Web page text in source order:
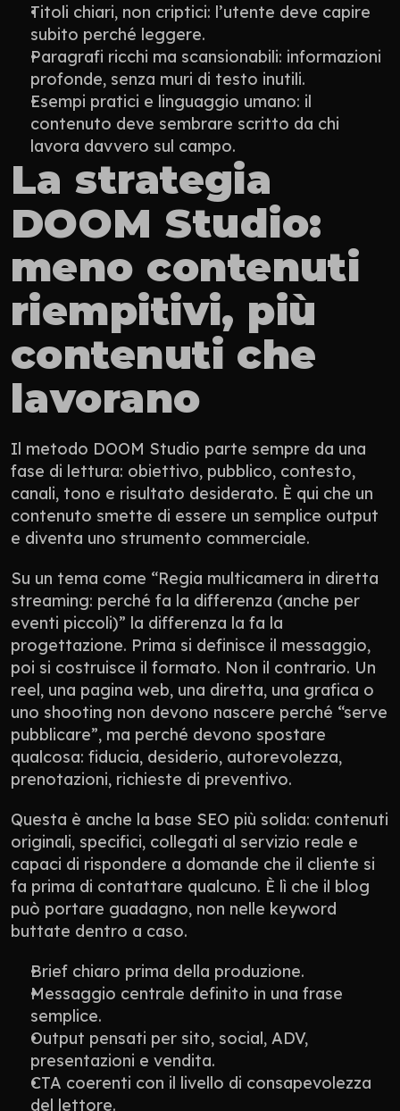
Titoli chiari, non criptici: l’utente deve capire
subito perché leggere.
Paragrafi ricchi ma scansionabili: informazioni
profonde, senza muri di testo inutili.
Esempi pratici e linguaggio umano: il
contenuto deve sembrare scritto da chi
lavora davvero sul campo.
La strategia
DOOM Studio:
meno contenuti
riempitivi, più
contenuti che
lavorano
Il metodo DOOM Studio parte sempre da una
fase di lettura: obiettivo, pubblico, contesto,
canali, tono e risultato desiderato. È qui che un
contenuto smette di essere un semplice output
e diventa uno strumento commerciale.
Su un tema come “Regia multicamera in diretta
streaming: perché fa la differenza (anche per
eventi piccoli)” la differenza la fa la
progettazione. Prima si definisce il messaggio,
poi si costruisce il formato. Non il contrario. Un
reel, una pagina web, una diretta, una grafica o
uno shooting non devono nascere perché “serve
pubblicare”, ma perché devono spostare
qualcosa: fiducia, desiderio, autorevolezza,
prenotazioni, richieste di preventivo.
Questa è anche la base SEO più solida: contenuti
originali, specifici, collegati al servizio reale e
capaci di rispondere a domande che il cliente si
fa prima di contattare qualcuno. È lì che il blog
può portare guadagno, non nelle keyword
buttate dentro a caso.
Brief chiaro prima della produzione.
Messaggio centrale definito in una frase
semplice.
Output pensati per sito, social, ADV,
presentazioni e vendita.
CTA coerenti con il livello di consapevolezza
del lettore.